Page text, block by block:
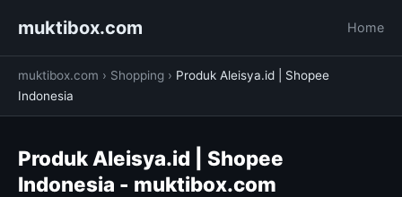
muktibox.com Home
muktibox.com › Shopping › Produk Aleisya.id | Shopee
Indonesia
Produk Aleisya.id | Shopee
Indonesia - muktibox.com